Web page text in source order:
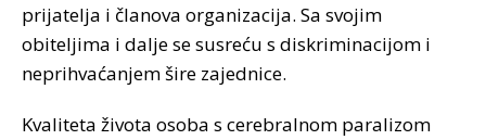
prijatelja i članova organizacija. Sa svojim
obiteljima i dalje se susreću s diskriminacijom i
neprihvaćanjem šire zajednice.
Kvaliteta života osoba s cerebralnom paralizom